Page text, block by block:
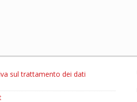
sul trattamento dei dati